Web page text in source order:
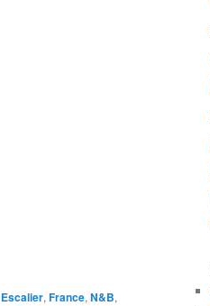
Escalier, France, N&B,